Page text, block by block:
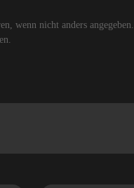
wenn nicht anders angegeben.